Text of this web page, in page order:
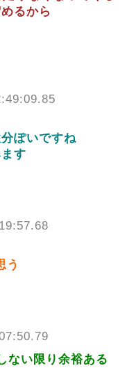
るから
ぽいですね
す
う
ない限り余裕ある